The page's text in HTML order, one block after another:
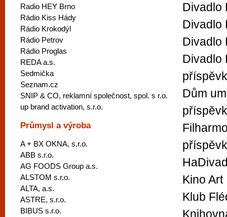
Radio HEY Brno
Rádio Kiss Hády
Rádio Krokodýl
Rádio Petrov
Rádio Proglas
REDA a.s.
Sedmička
Seznam.cz
SNIP & CO, reklamní společnost, spol. s r.o.
up brand activation, s.r.o.
Průmysl a výroba
A + BX OKNA, s.r.o.
ABB s.r.o.
AG FOODS Group a.s.
ALSTOM s.r.o.
ALTA, a.s.
ASTRE, s.r.o.
BIBUS s.r.o.
Divadlo
Divadlo
Divadlo
Divadlo
Dům
Kino Art
Klub